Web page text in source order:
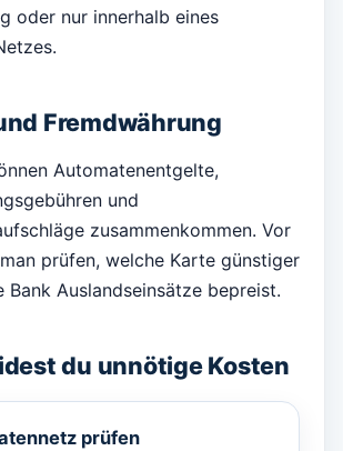
oder nur innerhalb eines
Fremdwährung
Automatenentgelte,
und
zusammenkommen. Vor
prüfen, welche Karte günstiger
Bank Auslandseinsätze bepreist.
du unnötige Kosten
prüfen